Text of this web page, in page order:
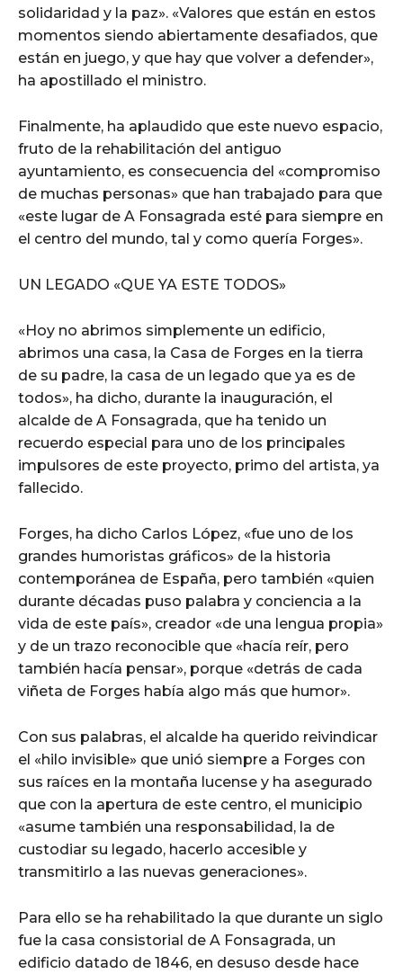
solidaridad y la paz». «Valores que están en estos
momentos siendo abiertamente desafiados, que
están en juego, y que hay que volver a defender»,
ha apostillado el ministro.
Finalmente, ha aplaudido que este nuevo espacio,
fruto de la rehabilitación del antiguo
ayuntamiento, es consecuencia del «compromiso
de muchas personas» que han trabajado para que
«este lugar de A Fonsagrada esté para siempre en
el centro del mundo, tal y como quería Forges».
UN LEGADO «QUE YA ESTE TODOS»
«Hoy no abrimos simplemente un edificio,
abrimos una casa, la Casa de Forges en la tierra
de su padre, la casa de un legado que ya es de
todos», ha dicho, durante la inauguración, el
alcalde de A Fonsagrada, que ha tenido un
recuerdo especial para uno de los principales
impulsores de este proyecto, primo del artista, ya
fallecido.
Forges, ha dicho Carlos López, «fue uno de los
grandes humoristas gráficos» de la historia
contemporánea de España, pero también «quien
durante décadas puso palabra y conciencia a la
vida de este país», creador «de una lengua propia»
y de un trazo reconocible que «hacía reír, pero
también hacía pensar», porque «detrás de cada
viñeta de Forges había algo más que humor».
Con sus palabras, el alcalde ha querido reivindicar
el «hilo invisible» que unió siempre a Forges con
sus raíces en la montaña lucense y ha asegurado
que con la apertura de este centro, el municipio
«asume también una responsabilidad, la de
custodiar su legado, hacerlo accesible y
transmitirlo a las nuevas generaciones».
Para ello se ha rehabilitado la que durante un siglo
fue la casa consistorial de A Fonsagrada, un
edificio datado de 1846, en desuso desde hace